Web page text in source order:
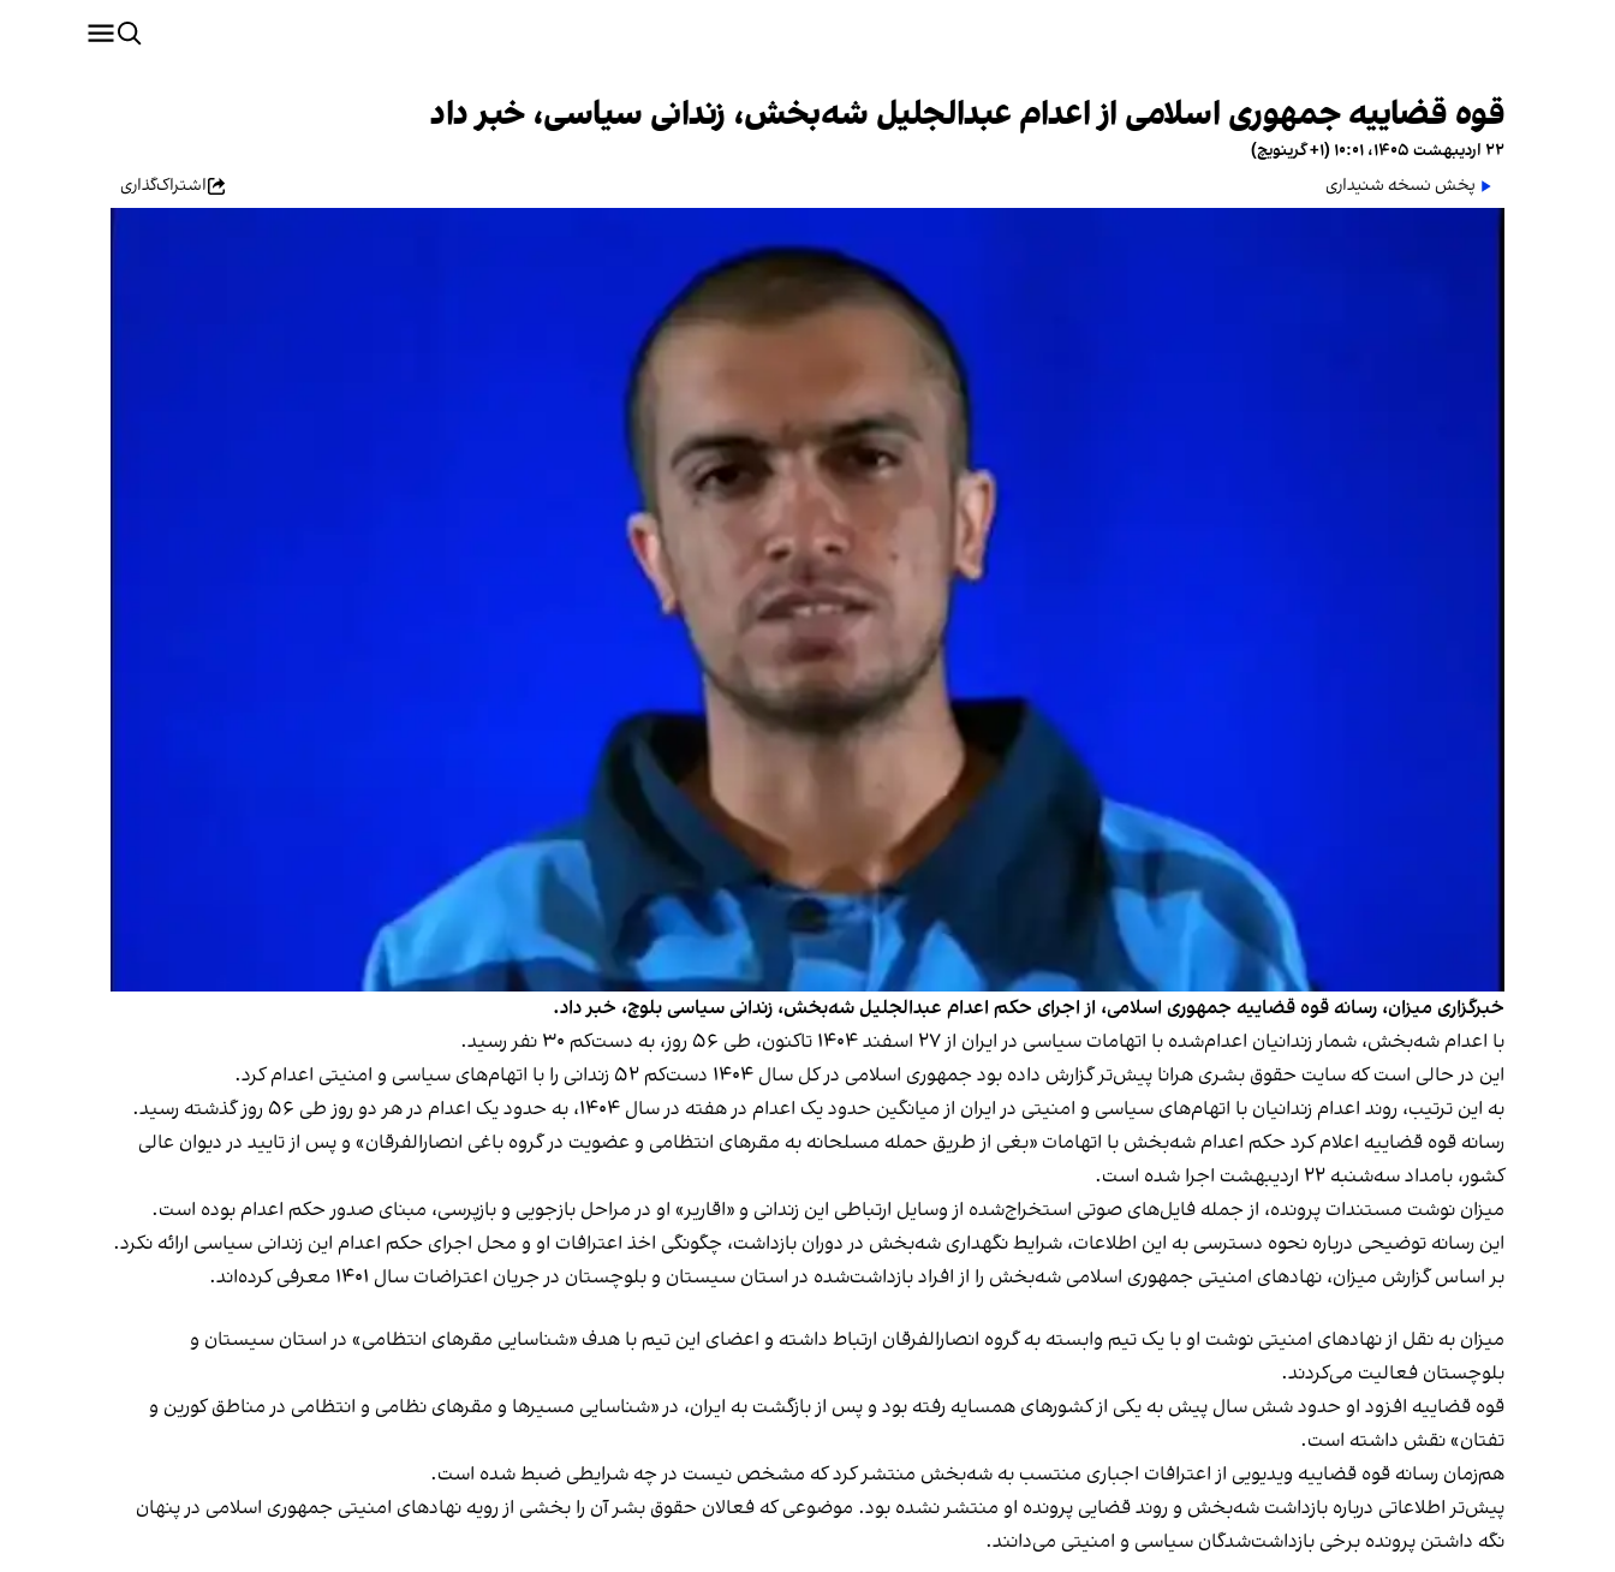
قوه قضاییه جمهوری اسلامی از اعدام عبدالجلیل شه‌بخش، زندانی سیاسی، خبر داد
۲۲ اردیبهشت ۱۴۰۵، ۱۰:۰۱ (‎+۱ گرینویچ)
پخش نسخه شنیداری
اشتراک‌گذاری
خبرگزاری میزان، رسانه قوه قضاییه جمهوری اسلامی، از اجرای حکم اعدام عبدالجلیل شه‌بخش، زندانی سیاسی بلوچ، خبر داد.
با اعدام شه‌بخش، شمار زندانیان اعدام‌شده با اتهامات سیاسی در ایران از ۲۷ اسفند ۱۴۰۴ تاکنون، طی ۵۶ روز، به دست‌کم ۳۰ نفر رسید.
این در حالی است که سایت حقوق بشری هرانا پیش‌تر گزارش داده بود جمهوری اسلامی در کل سال ۱۴۰۴ دست‌کم ۵۲ زندانی را با اتهام‌های سیاسی و امنیتی اعدام کرد.
به این ترتیب، روند اعدام زندانیان با اتهام‌های سیاسی و امنیتی در ایران از میانگین حدود یک اعدام در هفته در سال ۱۴۰۴، به حدود یک اعدام در هر دو روز طی ۵۶ روز گذشته رسید.
رسانه قوه قضاییه اعلام کرد حکم اعدام شه‌بخش با اتهامات «بغی از طریق حمله مسلحانه به مقرهای انتظامی و عضویت در گروه باغی انصارالفرقان» و پس از تایید در دیوان عالی
کشور، بامداد سه‌شنبه ۲۲ اردیبهشت اجرا شده است.
میزان نوشت مستندات پرونده، از جمله فایل‌های صوتی استخراج‌شده از وسایل ارتباطی این زندانی و «اقاریر» او در مراحل بازجویی و بازپرسی، مبنای صدور حکم اعدام بوده است.
این رسانه توضیحی درباره نحوه دسترسی به این اطلاعات، شرایط نگهداری شه‌بخش در دوران بازداشت، چگونگی اخذ اعترافات او و محل اجرای حکم اعدام این زندانی سیاسی ارائه نکرد.
بر اساس گزارش میزان، نهادهای امنیتی جمهوری اسلامی شه‌بخش را از افراد بازداشت‌شده در استان سیستان و بلوچستان در جریان اعتراضات سال ۱۴۰۱ معرفی کرده‌اند.
میزان به نقل از نهادهای امنیتی نوشت او با یک تیم وابسته به گروه انصارالفرقان ارتباط داشته و اعضای این تیم با هدف «شناسایی مقرهای انتظامی» در استان سیستان و
بلوچستان فعالیت می‌کردند.
قوه قضاییه افزود او حدود شش سال پیش به یکی از کشورهای همسایه رفته بود و پس از بازگشت به ایران، در «شناسایی مسیرها و مقرهای نظامی و انتظامی در مناطق کورین و
تفتان» نقش داشته است.
هم‌زمان رسانه قوه قضاییه ویدیویی از اعترافات اجباری منتسب به شه‌بخش منتشر کرد که مشخص نیست در چه شرایطی ضبط شده است.
پیش‌تر اطلاعاتی درباره بازداشت شه‌بخش و روند قضایی پرونده او منتشر نشده بود. موضوعی که فعالان حقوق بشر آن را بخشی از رویه نهادهای امنیتی جمهوری اسلامی در پنهان
نگه داشتن پرونده برخی بازداشت‌شدگان سیاسی و امنیتی می‌دانند.